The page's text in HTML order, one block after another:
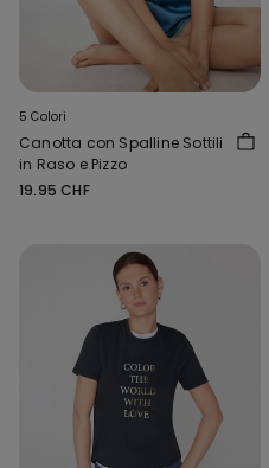
5 Colori
Canotta con Spalline Sottili
in Raso e Pizzo
19.95 CHF